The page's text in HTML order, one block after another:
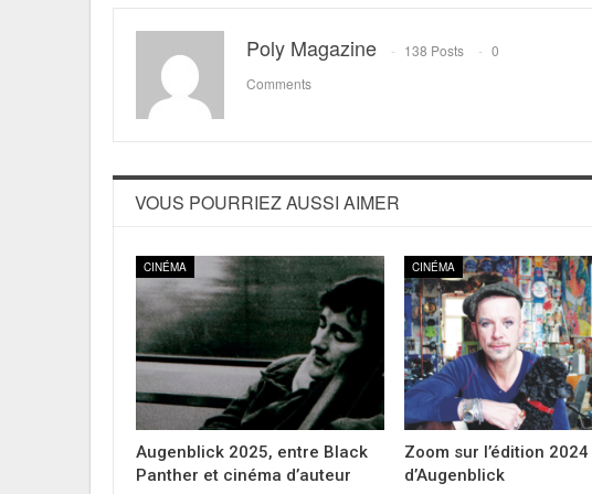
Poly Magazine 138 Posts
0
Comments
VOUS POURRIEZ AUSSI AIMER
CINÉMA
Augenblick 2025, entre Black
Panther et cinéma d’auteur
CINÉMA
Zoom sur l’édition 2024
d’Augenblick